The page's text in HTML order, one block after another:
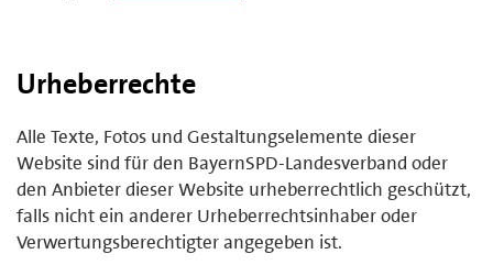
Urheberrechte
Alle Texte, Fotos und Gestaltungselemente dieser
Website sind für den BayernSPD-Landesverband oder
den Anbieter dieser Website urheberrechtlich geschützt,
falls nicht ein anderer Urheberrechtsinhaber oder
Verwertungsberechtigter angegeben ist.